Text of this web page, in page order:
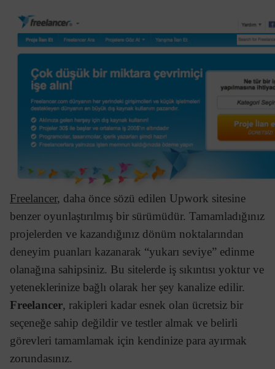
Freelancer, daha önce sözü edilen Upwork sitesine
benzer oyunlaştırılmış bir sürümüdür. Tamamladığınız
projelerden ve kazandığınız dönüm noktalarından
deneyim puanları kazanarak “yukarı seviye” edinme
olanağına sahipsiniz. Bu sitelerde iş sıkıntısı yoktur ve
yeteneklerinize bağlı olarak her şey kanalize edilir.
Freelancer, rakipleri kadar esnek olan ücretsiz bir
seçeneğe sahip değildir ve testler almak ve belirli
görevleri tamamlamak için kendinize para ayırmak
zorundasınız.